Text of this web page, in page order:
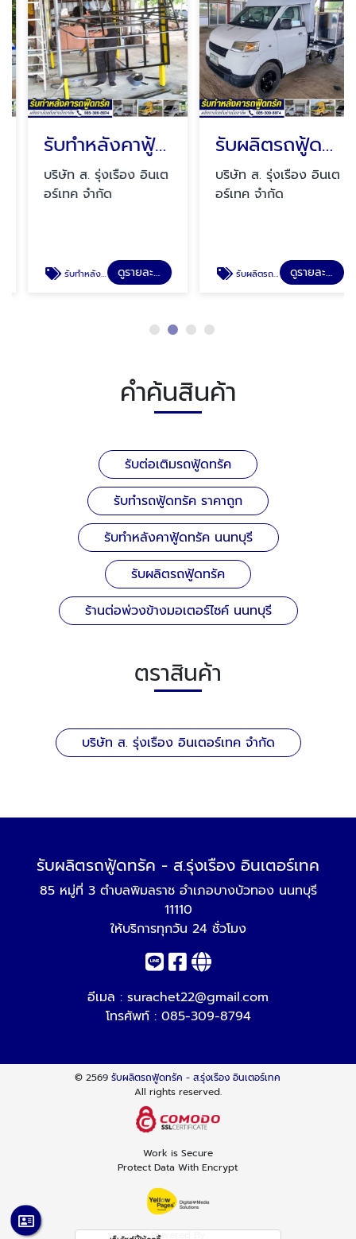
รับทำหลังคาฟู้ดทรัค นนทบุรี
บริษัท ส. รุ่งเรือง อินเต
อร์เทค จำกัด
รับทำหลังคาฟู้ดทรัค นนทบุรี ดูรายละเอียด
รับผลิตรถฟู้ดทรัค
บริษัท ส. รุ่งเรือง อินเต
อร์เทค จำกัด
รับผลิตรถฟู้ดทรัค ดูรายละเอียด
คำค้นสินค้า
รับต่อเติมรถฟู้ดทรัค
รับทำรถฟู้ดทรัค ราคาถูก
รับทำหลังคาฟู้ดทรัค นนทบุรี
รับผลิตรถฟู้ดทรัค
ร้านต่อพ่วงข้างมอเตอร์ไซค์ นนทบุรี
ตราสินค้า
บริษัท ส. รุ่งเรือง อินเตอร์เทค จำกัด
รับผลิตรถฟู้ดทรัค - ส.รุ่งเรือง อินเตอร์เทค
85 หมู่ที่ 3 ตำบลพิมลราช อำเภอบางบัวทอง นนทบุรี
11110
ให้บริการทุกวัน 24 ชั่วโมง
อีเมล : surachet22@gmail.com
โทรศัพท์ : 085-309-8794
© 2569รับผลิตรถฟู้ดทรัค - ส.รุ่งเรือง อินเตอร์เทค
All rights reserved.
Work is Secure
Protect Data With Encrypt
Powered By